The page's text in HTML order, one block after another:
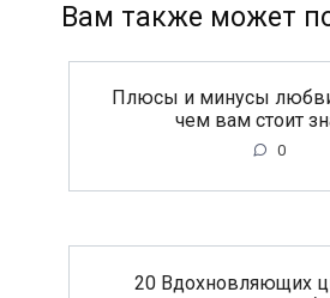
Вам также может
Плюсы и минусы
чем вам стоит
0
20 Вдохновляющих